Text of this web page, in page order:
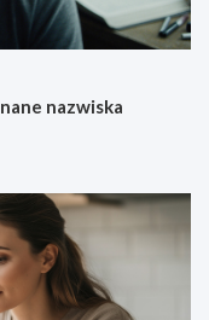
nazwiska